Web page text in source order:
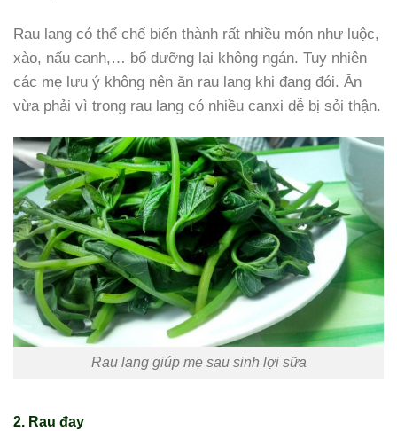
Rau lang có thể chế biến thành rất nhiều món như luộc,
xào, nấu canh,… bổ dưỡng lại không ngán. Tuy nhiên
các mẹ lưu ý không nên ăn rau lang khi đang đói. Ăn
vừa phải vì trong rau lang có nhiều canxi dễ bị sỏi thận.
Rau lang giúp mẹ sau sinh lợi sữa
2. Rau đay